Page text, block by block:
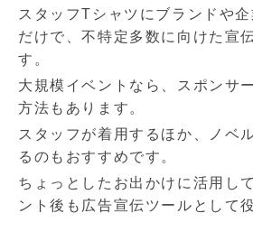
スタッフTシャツにブランドや
だけで、不特定多数に向けた宣
す。
大規模イベントなら、スポンサ
方法もあります。
スタッフが着用するほか、ノベ
るのもおすすめです。
ちょっとしたお出かけに活用し
ント後も広告宣伝ツールとして